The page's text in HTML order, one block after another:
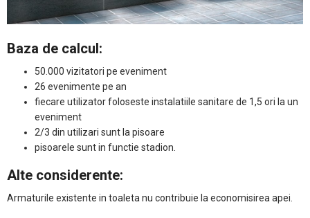
Baza de calcul:
50.000 vizitatori pe eveniment
26 evenimente pe an
fiecare utilizator foloseste instalatiile sanitare de 1,5 ori la un
eveniment
2/3 din utilizari sunt la pisoare
pisoarele sunt in functie stadion.
Alte considerente:
Armaturile existente in toaleta nu contribuie la economisirea apei.